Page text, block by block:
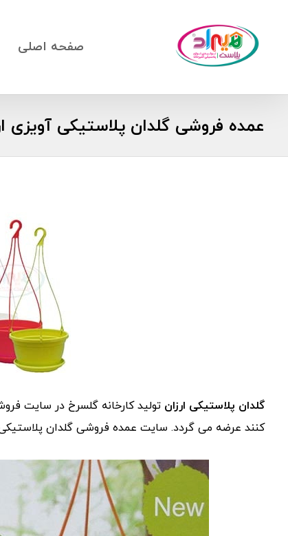
صفحه اصلی
عمده فروشی گلدان پلاستیکی آویزی
گلدان پلاستیکی ارزان تولید کارخانه گلسرخ در سایت
کنند عرضه می گردد. سایت عمده فروشی گلدان